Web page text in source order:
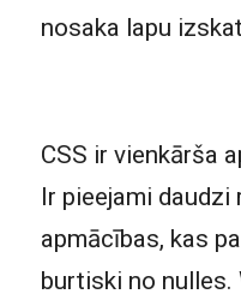
nosaka lapu
CSS ir vienkārša
Ir pieejami
apmācības, kas
burtiski no